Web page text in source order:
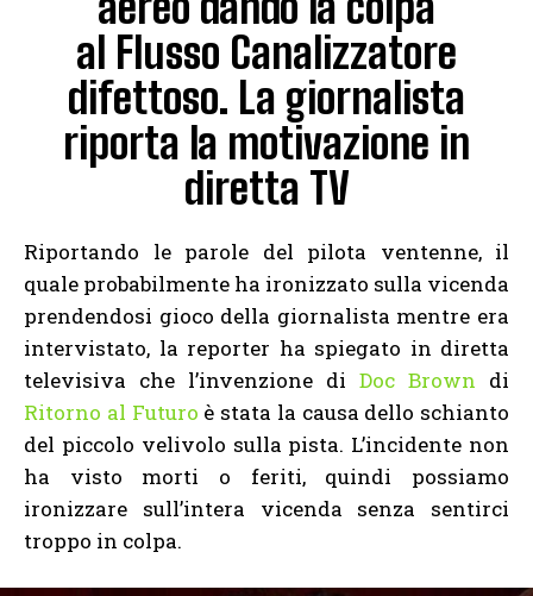
al Flusso Canalizzatore
difettoso. La giornalista
riporta la motivazione in
diretta TV
Riportando le parole del pilota ventenne, il
quale probabilmente ha ironizzato sulla vicenda
prendendosi gioco della giornalista mentre era
intervistato, la reporter ha spiegato in diretta
televisiva che l’invenzione di Doc Brown di
Ritorno al Futuro è stata la causa dello schianto
del piccolo velivolo sulla pista. L’incidente non
ha visto morti o feriti, quindi possiamo
ironizzare sull’intera vicenda senza sentirci
troppo in colpa.